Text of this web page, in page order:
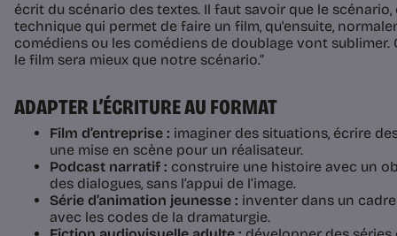
écrit du scénario des textes. Il faut savoir que le
technique qui permet de faire un film, qu'ensuite,
comédiens ou les comédiens de doublage vont sublimer.
le film sera mieux que notre scénario.”
ADAPTER L’ÉCRITURE AU FORMAT
Film d’entreprise : imaginer des situations, écrire
une mise en scène pour un réalisateur.
Podcast narratif : construire une histoire avec un
des dialogues, sans l’appui de l’image.
Série d’animation jeunesse : inventer dans un
avec les codes de la dramaturgie.